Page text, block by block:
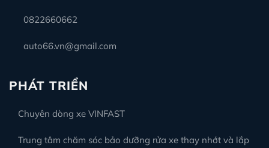
0822660662
auto66.vn@gmail.com
PHÁT TRIỂN
Chuyên dòng xe VINFAST
Trung tâm chăm sóc bảo dưỡng rửa xe thay nhớt và lắp